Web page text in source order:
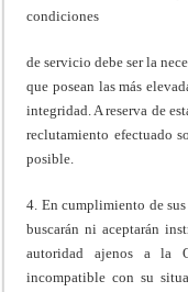
condiciones
de servicio debe ser la
que posean las más
integridad. A reserva de
reclutamiento efectuado
posible.
4. En cumplimiento de
buscarán ni aceptarán
autoridad ajenos a la
incompatible con su